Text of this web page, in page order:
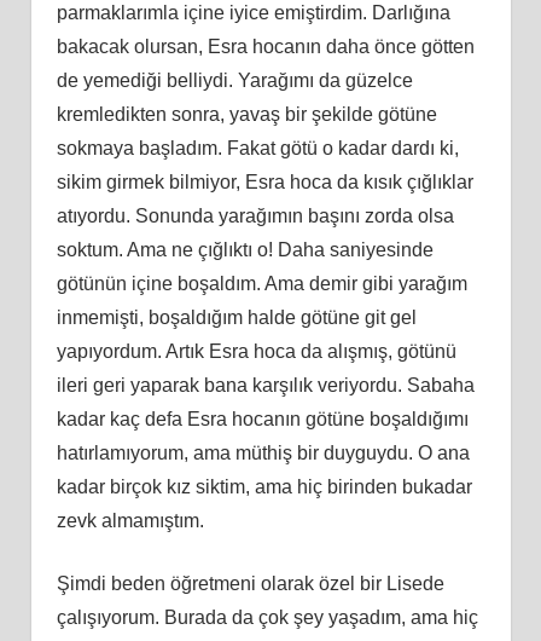
parmaklarımla içine iyice emiştirdim. Darlığına
bakacak olursan, Esra hocanın daha önce götten
de yemediği belliydi. Yarağımı da güzelce
kremledikten sonra, yavaş bir şekilde götüne
sokmaya başladım. Fakat götü o kadar dardı ki,
sikim girmek bilmiyor, Esra hoca da kısık çığlıklar
atıyordu. Sonunda yarağımın başını zorda olsa
soktum. Ama ne çığlıktı o! Daha saniyesinde
götünün içine boşaldım. Ama demir gibi yarağım
inmemişti, boşaldığım halde götüne git gel
yapıyordum. Artık Esra hoca da alışmış, götünü
ileri geri yaparak bana karşılık veriyordu. Sabaha
kadar kaç defa Esra hocanın götüne boşaldığımı
hatırlamıyorum, ama müthiş bir duyguydu. O ana
kadar birçok kız siktim, ama hiç birinden bukadar
zevk almamıştım.
Şimdi beden öğretmeni olarak özel bir Lisede
çalışıyorum. Burada da çok şey yaşadım, ama hiç